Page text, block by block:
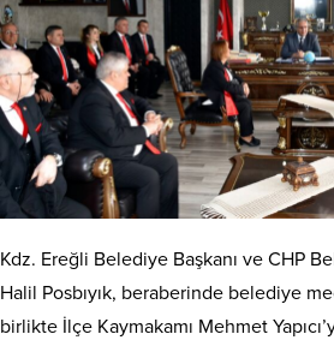
Kdz. Ereğli Belediye Başkanı ve CHP
Halil Posbıyık, beraberinde belediye
birlikte İlçe Kaymakamı Mehmet